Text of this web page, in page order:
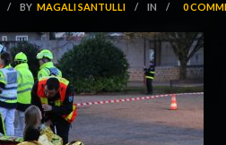
/ BY MAGALI SANTULLI / IN / 0